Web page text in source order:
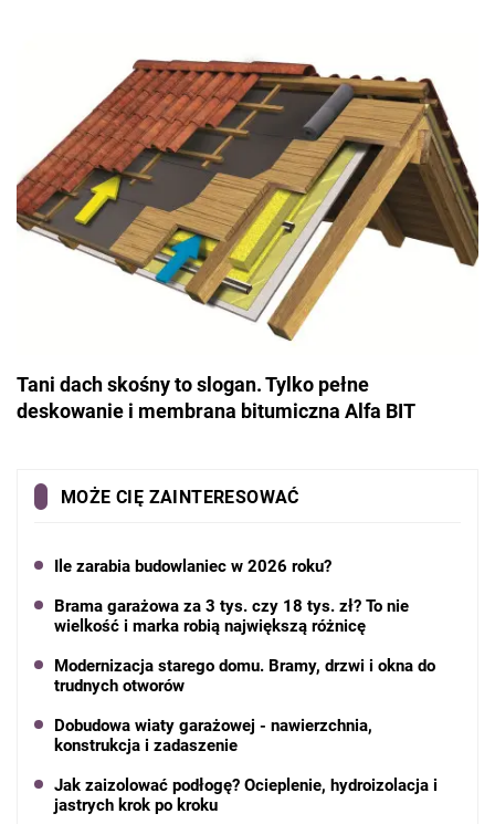
Tani dach skośny to slogan. Tylko pełne
deskowanie i membrana bitumiczna Alfa BIT
MOŻE CIĘ ZAINTERESOWAĆ
Ile zarabia budowlaniec w 2026 roku?
Brama garażowa za 3 tys. czy 18 tys. zł? To nie
wielkość i marka robią największą różnicę
Modernizacja starego domu. Bramy, drzwi i okna do
trudnych otworów
Dobudowa wiaty garażowej - nawierzchnia,
konstrukcja i zadaszenie
Jak zaizolować podłogę? Ocieplenie, hydroizolacja i
jastrych krok po kroku